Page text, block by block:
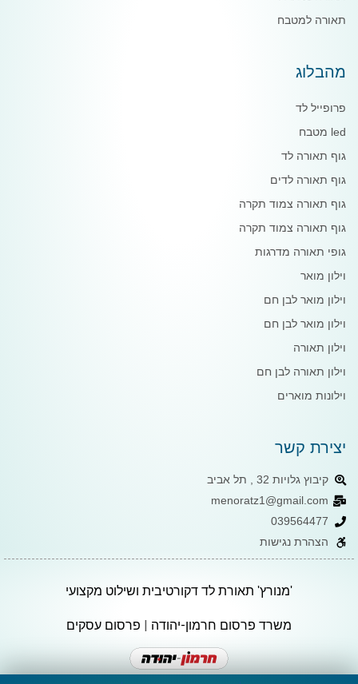
תאורה למטבח
מהבלוג
פרופייל לד
led מטבח
גוף תאורה לד
גוף תאורה לדים
גוף תאורה צמוד תקרה
גוף תאורה צמוד תקרה
גופי תאורה מדרגות
וילון מואר
וילון מואר לבן חם
וילון מואר לבן חם
וילון תאורה
וילון תאורה לבן חם
וילונות מוארים
יצירת קשר
קיבוץ גלויות 32 , תל אביב
menoratz1@gmail.com
039564477
הצהרת נגישות
'מנורץ' תאורת לד דקורטיבית ושילוט מקצועי
משרד פרסום חרמון-יהודה פרסום עסקים